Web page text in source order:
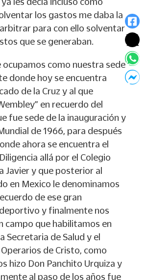
los gastos me daba la
para con ello solventar
que se generaban.
ocupamos como nuestra sede
donde hoy se encuentra
de la Cruz y al que
en recuerdo del
fue sede de la inauguración y
de 1966, para después
ahora se encuentra el
allá por el Colegio
Javier y que posterior al
en Mexico le denominamos
de ese gran
y finalmente nos
campo que habilitamos en
Secretaria de Salud y el
de Cristo, como
hizo Don Panchito Urquiza y
al paso de los años fue